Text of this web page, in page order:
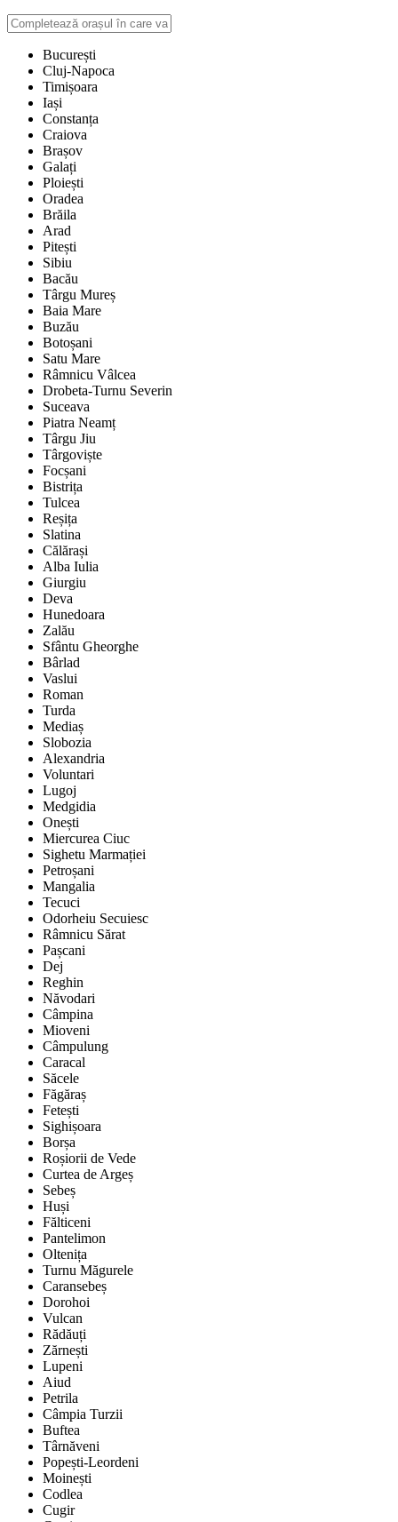
București
Cluj-Napoca
Timișoara
Iași
Constanța
Craiova
Brașov
Galați
Ploiești
Oradea
Brăila
Arad
Pitești
Sibiu
Bacău
Târgu Mureș
Baia Mare
Buzău
Botoșani
Satu Mare
Râmnicu Vâlcea
Drobeta-Turnu Severin
Suceava
Piatra Neamț
Târgu Jiu
Târgoviște
Focșani
Bistrița
Tulcea
Reșița
Slatina
Călărași
Alba Iulia
Giurgiu
Deva
Hunedoara
Zalău
Sfântu Gheorghe
Bârlad
Vaslui
Roman
Turda
Mediaș
Slobozia
Alexandria
Voluntari
Lugoj
Medgidia
Onești
Miercurea Ciuc
Sighetu Marmației
Petroșani
Mangalia
Tecuci
Odorheiu Secuiesc
Râmnicu Sărat
Pașcani
Dej
Reghin
Năvodari
Câmpina
Mioveni
Câmpulung
Caracal
Săcele
Făgăraș
Fetești
Sighișoara
Borșa
Roșiorii de Vede
Curtea de Argeș
Sebeș
Huși
Fălticeni
Pantelimon
Oltenița
Turnu Măgurele
Caransebeș
Dorohoi
Vulcan
Rădăuți
Zărnești
Lupeni
Aiud
Petrila
Câmpia Turzii
Buftea
Târnăveni
Popești-Leordeni
Moinești
Codlea
Cugir